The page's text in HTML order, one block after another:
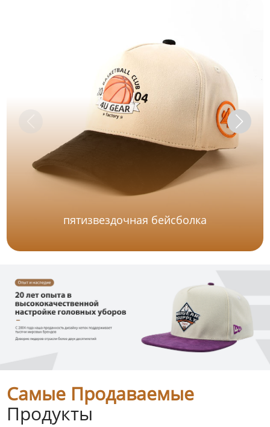
пятизвездочная бейсболка
Самые Продаваемые
Продукты